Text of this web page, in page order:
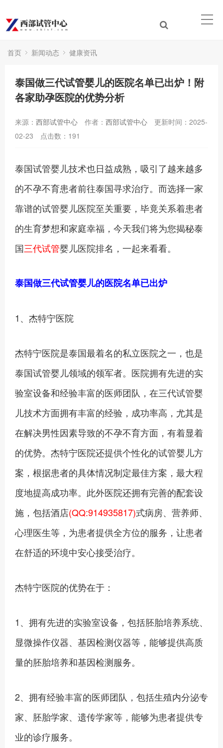
首页 新闻动态 健康资讯
泰国做三代试管婴儿的医院名单已出炉！附
各家助孕医院的优势分析
来源： 西部试管中心 作者： 西部试管中心
更新时间：2025-
02-23
点击数： 191
泰国试管婴儿技术也日益成熟，吸引了越来越多
的不孕不育患者前往泰国寻求治疗。而选择一家
靠谱的试管婴儿医院至关重要，毕竟关系着患者
的生育梦想和家庭幸福，今天我们将为您揭秘泰
国三代试管婴儿医院排名，一起来看看。
泰国做三代试管婴儿的医院名单已出炉
1、杰特宁医院
杰特宁医院是泰国最着名的私立医院之一，也是
泰国试管婴儿领域的领军者。医院拥有先进的实
验室设备和经验丰富的医师团队，在三代试管婴
儿技术方面拥有丰富的经验，成功率高，尤其是
在解决男性因素导致的不孕不育方面，有着显着
的优势。杰特宁医院还提供个性化的试管婴儿方
案，根据患者的具体情况制定最佳方案，最大程
度地提高成功率。此外医院还拥有完善的配套设
施，包括酒店(QQ:914935817)式病房、营养师、
心理医生等，为患者提供全方位的服务，让患者
在舒适的环境中安心接受治疗。
杰特宁医院的优势在于：
1、‍拥有先进的实验室设备，包括胚胎培养系统、
显微操作仪器、基因检测仪器等，能够提供高质
量的胚胎培养和基因检测服务。
2、拥有经验丰富的医师团队，包括生殖内分泌专
家、胚胎学家、遗传学家等，能够为患者提供专
业的诊疗服务。